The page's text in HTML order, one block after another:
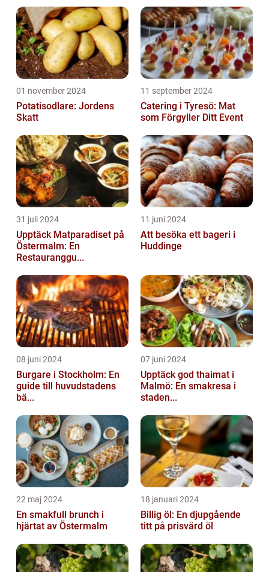
01 november 2024
Potatisodlare: Jordens
Skatt
11 september 2024
Catering i Tyresö: Mat
som Förgyller Ditt Event
31 juli 2024
Upptäck Matparadiset på
Östermalm: En
Restauranggu...
11 juni 2024
Att besöka ett bageri i
Huddinge
08 juni 2024
Burgare i Stockholm: En
guide till huvudstadens
bä...
07 juni 2024
Upptäck god thaimat i
Malmö: En smakresa i
staden...
22 maj 2024
En smakfull brunch i
hjärtat av Östermalm
18 januari 2024
Billig öl: En djupgående
titt på prisvärd öl